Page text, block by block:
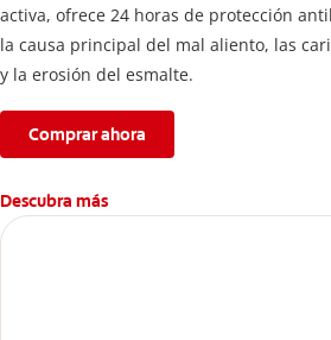
activa, ofrece 24 horas de protección
la causa principal del mal aliento, las
y la erosión del esmalte.
Comprar ahora
Descubra más